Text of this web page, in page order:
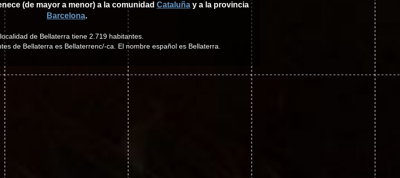
(de mayor a menor) a la comunidad Cataluñay a la provincia
Barcelona.
de Bellaterra tiene 2.719 habitantes.
de Bellaterra es Bellaterrenc/-ca. El nombre español es Bellaterra.
©photo-libre.fr